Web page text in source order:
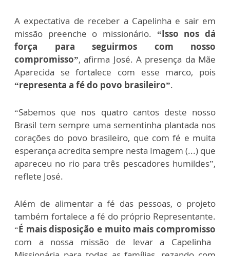
A expectativa de receber a Capelinha e sair em
missão preenche o missionário. “Isso nos dá
força para seguirmos com nosso
compromisso”, afirma José. A presença da Mãe
Aparecida se fortalece com esse marco, pois
“representa a fé do povo brasileiro”.
“Sabemos que nos quatro cantos deste nosso
Brasil tem sempre uma sementinha plantada nos
corações do povo brasileiro, que com fé e muita
esperança acredita sempre nesta Imagem (...) que
apareceu no rio para três pescadores humildes”,
reflete José.
Além de alimentar a fé das pessoas, o projeto
também fortalece a fé do próprio Representante.
“É mais disposição e muito mais compromisso
com a nossa missão de levar a Capelinha